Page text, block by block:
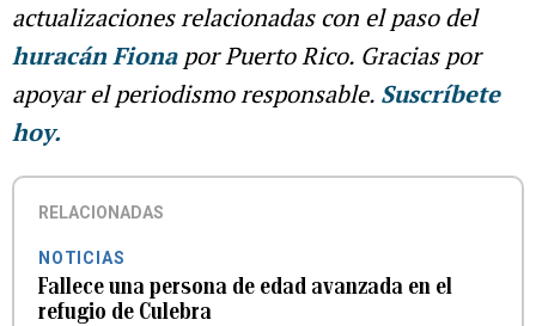
actualizaciones relacionadas con el paso del
huracán Fiona por Puerto Rico. Gracias por
apoyar el periodismo responsable. Suscríbete
hoy.
RELACIONADAS
NOTICIAS
Fallece una persona de edad avanzada en el
refugio de Culebra